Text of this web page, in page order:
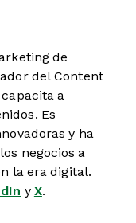
de
del Content
a
Es
y ha
negocios a
la era digital.
y X.